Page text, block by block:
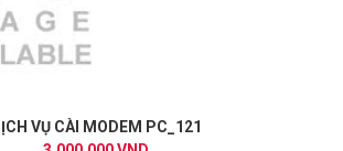
VỤ CÀI MODEM PC_121